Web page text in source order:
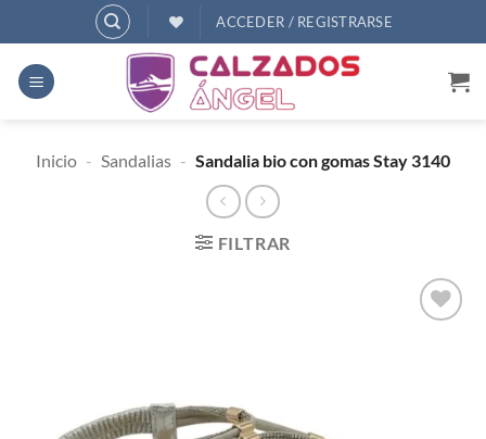
al
contenido
ACCEDER / REGISTRARSE
Inicio - Sandalias - Sandalia bio con gomas Stay 3140
FILTRAR